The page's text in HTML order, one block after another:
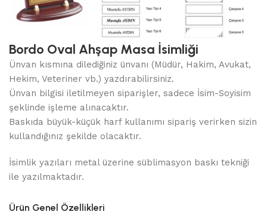
Bordo Oval Ahşap Masa İsimliği
Ünvan kısmına dilediğiniz ünvanı (Müdür, Hakim, Avukat,
Hekim, Veteriner vb.) yazdırabilirsiniz.
Ünvan bilgisi iletilmeyen siparişler, sadece İsim-Soyisim
şeklinde işleme alınacaktır.
Baskıda büyük-küçük harf kullanımı sipariş verirken sizin
kullandığınız şekilde olacaktır.
İsimlik yazıları metal üzerine süblimasyon baskı tekniği
ile yazılmaktadır.
Ürün Genel Özellikleri